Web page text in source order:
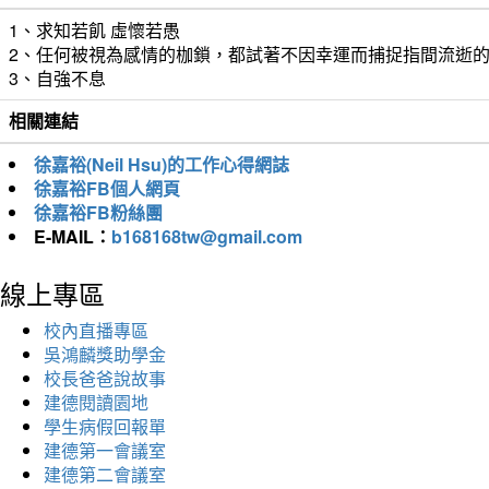
1、求知若飢 虛懷若愚
2、任何被視為感情的枷鎖，都試著不因幸運而捕捉指間流逝
3、自強不息
相關連結
徐嘉裕(Neil Hsu)的工作心得網誌
徐嘉裕FB個人網頁
徐嘉裕FB粉絲團
E-MAIL： b168168tw@gmail.com
線上專區
校內直播專區
吳鴻麟獎助學金
校長爸爸說故事
建德閱讀園地
學生病假回報單
建德第一會議室
建德第二會議室